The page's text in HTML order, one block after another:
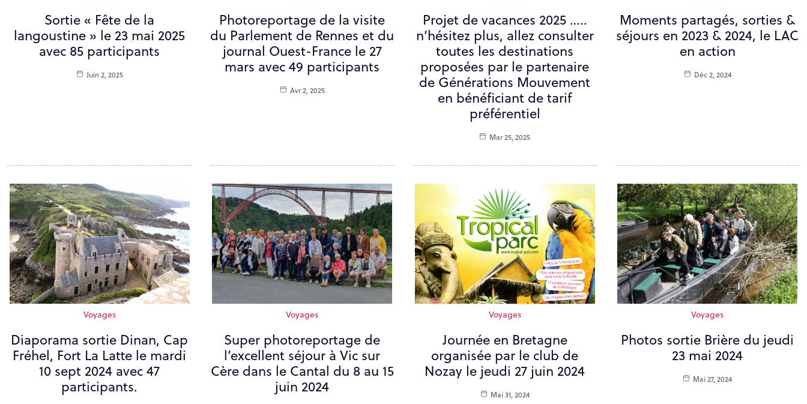
Sortie « Fête de la
langoustine » le 23 mai 2025
avec 85 participants
Juin 2, 2025
Photoreportage de la visite
du Parlement de Rennes et du
journal Ouest-France le 27
mars avec 49 participants
Avr 2, 2025
Projet de vacances 2025 …..
n’hésitez plus, allez consulter
toutes les destinations
proposées par le partenaire
de Générations Mouvement
en bénéficiant de tarif
préférentiel
Mar 25, 2025
Moments partagés, sorties &
séjours en 2023 & 2024, le LAC
en action
Déc 2, 2024
Voyages
Diaporama sortie Dinan, Cap
Fréhel, Fort La Latte le mardi
10 sept 2024 avec 47
participants.
Voyages
Super photoreportage de
l’excellent séjour à Vic sur
Cère dans le Cantal du 8 au 15
juin 2024
Voyages
Journée en Bretagne
organisée par le club de
Nozay le jeudi 27 juin 2024
Mai 31, 2024
Voyages
Photos sortie Brière du jeudi
23 mai 2024
Mai 27, 2024